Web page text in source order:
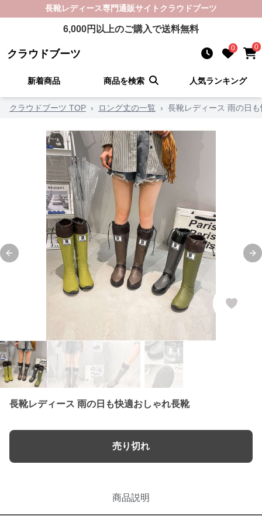
長靴レディース専門通販サイト クラウドブーツ
6,000円以上のご購入で送料無料
クラウドブーツ 0 0
新着商品 商品を検索 人気ランキング
クラウドブーツ TOP › ロング丈の一覧 › 長靴レディース 雨の日
Previous slide
長靴レディース 雨の日も快適おしゃれ長靴
売り切れ
商品説明